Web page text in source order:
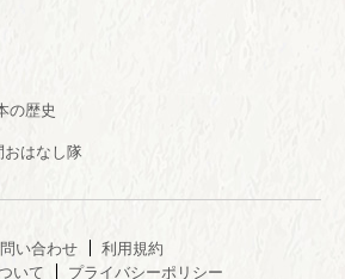
の歴史
はなし隊
い合わせ
利用規約
いて
プライバシーポリシー